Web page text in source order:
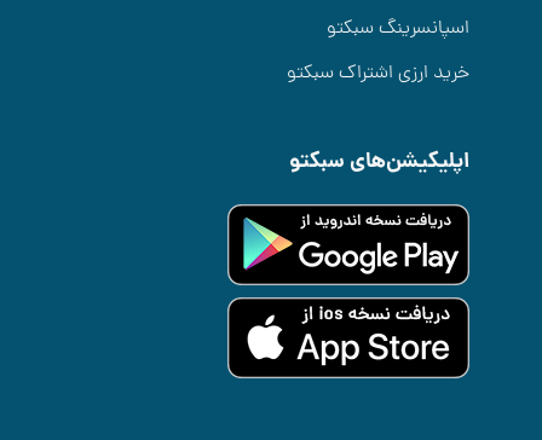
اسپانسرینگ سبکتو
خرید ارزی اشتراک سبکتو
اپلیکیشن‌های سبکتو